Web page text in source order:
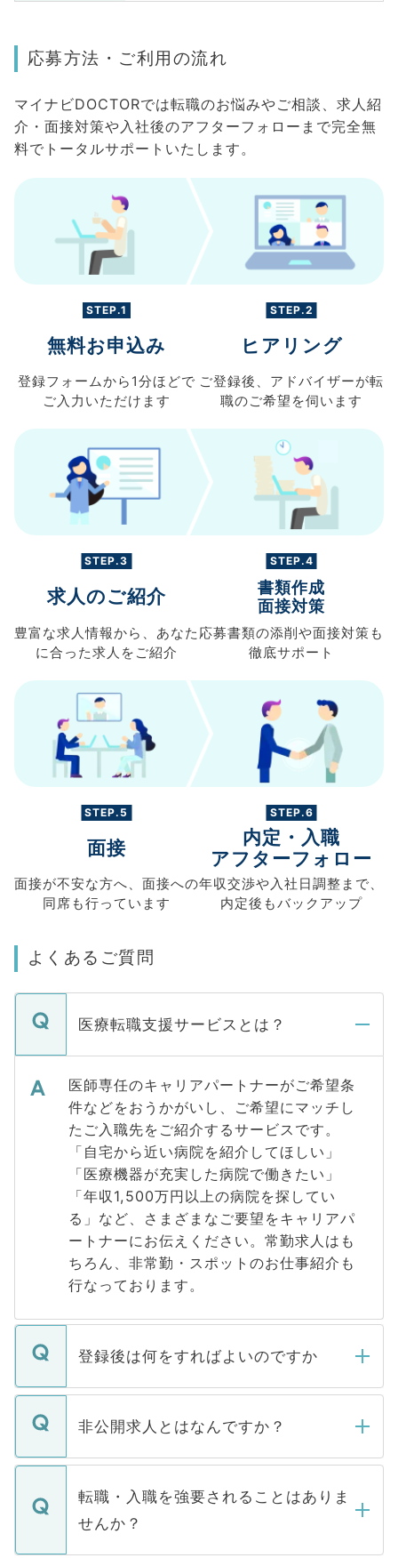
応募方法・ご利用の流れ
マイナビDOCTORでは転職のお悩みやご相談、求人紹
介・面接対策や入社後のアフターフォローまで完全無
料でトータルサポートいたします。
STEP.1
無料お申込み
登録フォームから 1分ほどで
ご入力 いただけます
STEP.2
ヒアリング
ご登録後、 アドバイザーが転
職のご希望を伺います
STEP.3
求人のご紹介
豊富な求人情報から、 あなた
に合った求人を ご紹介
STEP.4
書類作成
面接対策
応募書類の添削や面接対策も
徹底サポート
STEP.5
面接
面接が不安な方へ、 面接への
同席も行っています
STEP.6
内定・入職
アフターフォロー
年収交渉や入社日調整まで、
内定後もバックアップ
よくあるご質問
医療転職支援サービスとは？
医師専任のキャリアパートナーがご希望条
件などをおうかがいし、ご希望にマッチし
たご入職先をご紹介するサービスです。
「自宅から近い病院を紹介してほしい」
「医療機器が充実した病院で働きたい」
「年収1,500万円以上の病院を探してい
る」など、さまざまなご要望をキャリアパ
ートナーにお伝えください。常勤求人はも
ちろん、非常勤・スポットのお仕事紹介も
行なっております。
登録後は何をすればよいのですか
ご登録いただきましたら、弊社担当者がご
登録内容を確認し、その後メールもしくは
ます。通常、5営業日以内にはご連絡をせて
いただきますので、しばらくお待ちくださ
非公開求人とはなんですか？
マイナビDOCTORで取り扱っている求人の
うち約3割は、Webサイトからご覧いただ
けない「非公開求人」です。非公開求人は
下記の理由によって、一般には公開してい
転職・入職を強要されることはありま
せんか？